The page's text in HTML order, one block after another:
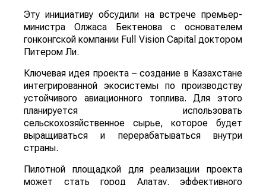
Эту инициативу обсудили на встрече премьер-
министра Олжаса Бектенова с основателем
гонконгской компании Full Vision Capital доктором
Питером Ли.
Ключевая идея проекта – создание в Казахстане
интегрированной экосистемы по производству
устойчивого авиационного топлива. Для этого
планируется использовать
сельскохозяйственное сырье, которое будет
выращиваться и перерабатываться внутри
страны.
Пилотной площадкой для реализации проекта
может стать город Алатау. эффективного